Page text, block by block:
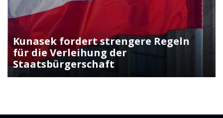
Kunasek fordert strengere Regeln
für die Verleihung der
Staatsbürgerschaft